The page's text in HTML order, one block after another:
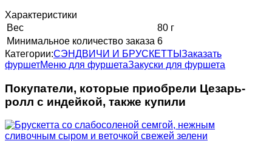
Характеристики
Вес
80 г
Минимальное количество заказа 6
Категории:СЭНДВИЧИ И БРУСКЕТТЫ Заказать
фуршетМеню для фуршетаЗакуски для фуршета
Покупатели, которые приобрели Цезарь-
ролл с индейкой, также купили